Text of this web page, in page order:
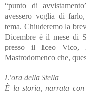
“punto di
avessero voglia di
tema. Chiuderemo la
Dicembre è il mese di
presso il liceo Vico,
Mastrodomenco che,
L’ora della Stella
È la storia, narrata con